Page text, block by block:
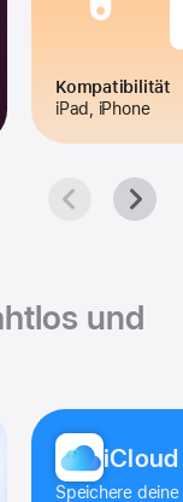
Kompatibilität
iPad, iPhone
und
iCloud
Speichere